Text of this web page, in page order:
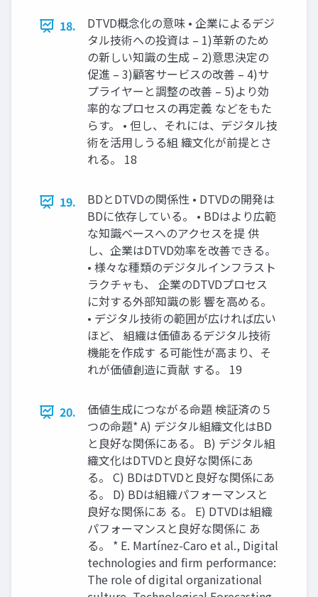
18.
DTVD概念化の意味 • 企業によるデジ
タル技術への投資は – 1)革新のため
の新しい知識の生成 – 2)意思決定の
促進 – 3)顧客サービスの改善 – 4)サ
プライヤーと調整の改善 – 5)より効
率的なプロセスの再定義 などをもた
らす。 • 但し、それには、デジタル技
術を活用しうる組 織文化が前提とさ
れる。 18
19.
BDとDTVDの関係性 • DTVDの開発は
BDに依存している。 • BDはより広範
な知識ベースへのアクセスを提 供
し、企業はDTVD効率を改善できる。
• 様々な種類のデジタルインフラスト
ラクチャも、 企業のDTVDプロセス
に対する外部知識の影 響を高める。
• デジタル技術の範囲が広ければ広い
ほど、 組織は価値あるデジタル技術
機能を作成す る可能性が高まり、そ
れが価値創造に貢献 する。 19
20.
価値生成につながる命題 検証済の５
つの命題* A) デジタル組織文化はBD
と良好な関係にある。 B) デジタル組
織文化はDTVDと良好な関係にあ
る。 C) BDはDTVDと良好な関係にあ
る。 D) BDは組織パフォーマンスと
良好な関係にあ る。 E) DTVDは組織
パフォーマンスと良好な関係に あ
る。 * E. Martínez-Caro et al., Digital
technologies and firm performance:
The role of digital organizational